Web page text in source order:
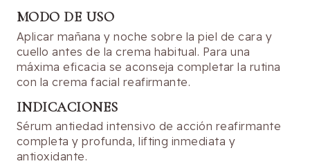
MODO DE USO
Aplicar mañana y noche sobre la piel de cara y
cuello antes de la crema habitual. Para una
máxima eficacia se aconseja completar la rutina
con la crema facial reafirmante.
INDICACIONES
Sérum antiedad intensivo de acción reafirmante
completa y profunda, lifting inmediata y
antioxidante.